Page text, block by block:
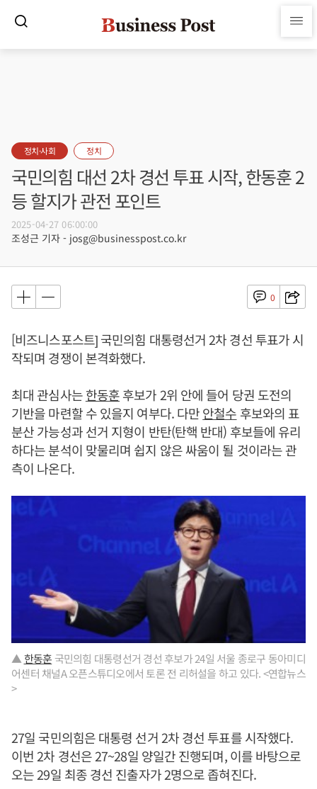
정치·사회 정치
국민의힘 대선 2차 경선 투표 시작, 한동훈 2
등 할지가 관전 포인트
2025-04-27 06:00:00
조성근 기자 - josg@businesspost.co.kr
0
[비즈니스포스트] 국민의힘 대통령선거 2차 경선 투표가 시
작되며 경쟁이 본격화했다.
최대 관심사는한동훈후보가 2위 안에 들어 당권 도전의
기반을 마련할 수 있을지 여부다. 다만안철수 후보와의 표
분산 가능성과 선거 지형이 반탄(탄핵 반대) 후보들에 유리
하다는 분석이 맞물리며 쉽지 않은 싸움이 될 것이라는 관
측이 나온다.
▲한동훈 국민의힘 대통령선거 경선 후보가 24일 서울 종로구 동아미디
어센터 채널A 오픈스튜디오에서 토론 전 리허설을 하고 있다. <연합뉴스
>
27일 국민의힘은 대통령 선거 2차 경선 투표를 시작했다.
이번 2차 경선은 27~28일 양일간 진행되며, 이를 바탕으로
오는 29일 최종 경선 진출자가 2명으로 좁혀진다.